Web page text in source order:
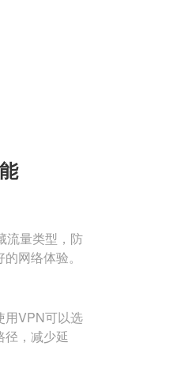
流量类型，防
网络体验。
用VPN可以选
径，减少延